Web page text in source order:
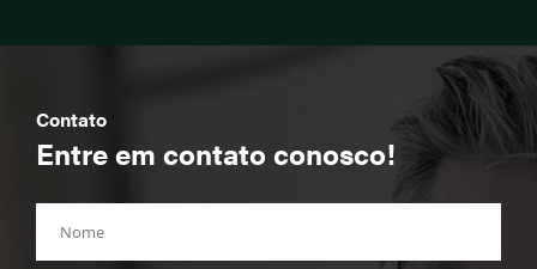
Contato
Entre em contato conosco!